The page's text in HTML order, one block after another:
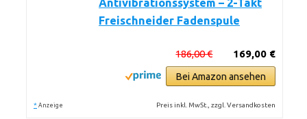
Antivibrationssystem – 2-Takt
Freischneider Fadenspule
169,00 €
186,00 €
Bei Amazon ansehen
* Anzeige Preis inkl. MwSt., zzgl. Versandkosten